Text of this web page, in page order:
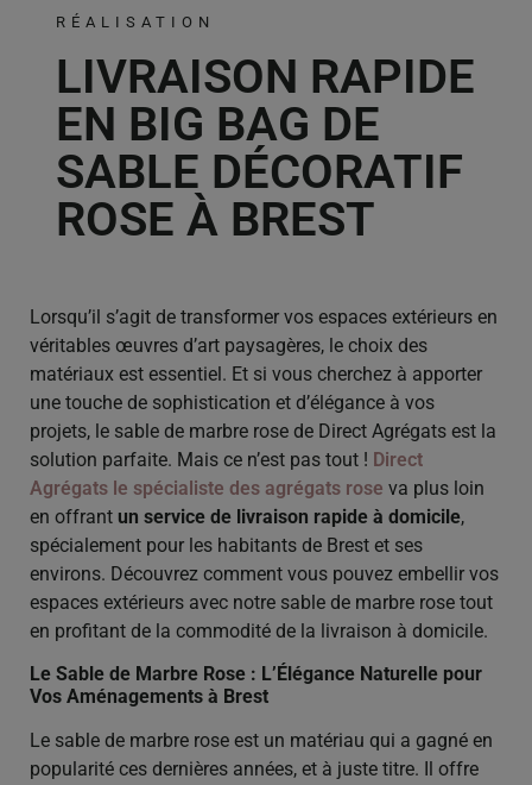
RÉALISATION
LIVRAISON RAPIDE
EN BIG BAG DE
SABLE DÉCORATIF
ROSE À BREST
Lorsqu’il s’agit de transformer vos espaces extérieurs en
véritables œuvres d’art paysagères, le choix des
matériaux est essentiel. Et si vous cherchez à apporter
une touche de sophistication et d’élégance à vos
projets, le sable de marbre rose de Direct Agrégats est la
solution parfaite. Mais ce n’est pas tout ! Direct
Agrégats le spécialiste des agrégats rose va plus loin
en offrant un service de livraison rapide à domicile,
spécialement pour les habitants de Brest et ses
environs. Découvrez comment vous pouvez embellir vos
espaces extérieurs avec notre sable de marbre rose tout
en profitant de la commodité de la livraison à domicile.
Le Sable de Marbre Rose : L’Élégance Naturelle pour
Vos Aménagements à Brest
Le sable de marbre rose est un matériau qui a gagné en
popularité ces dernières années, et à juste titre. Il offre